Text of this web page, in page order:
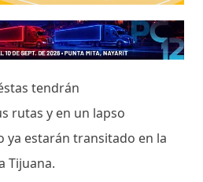
tendrán
rutas y en un lapso
ya estarán transitado en la
Tijuana.